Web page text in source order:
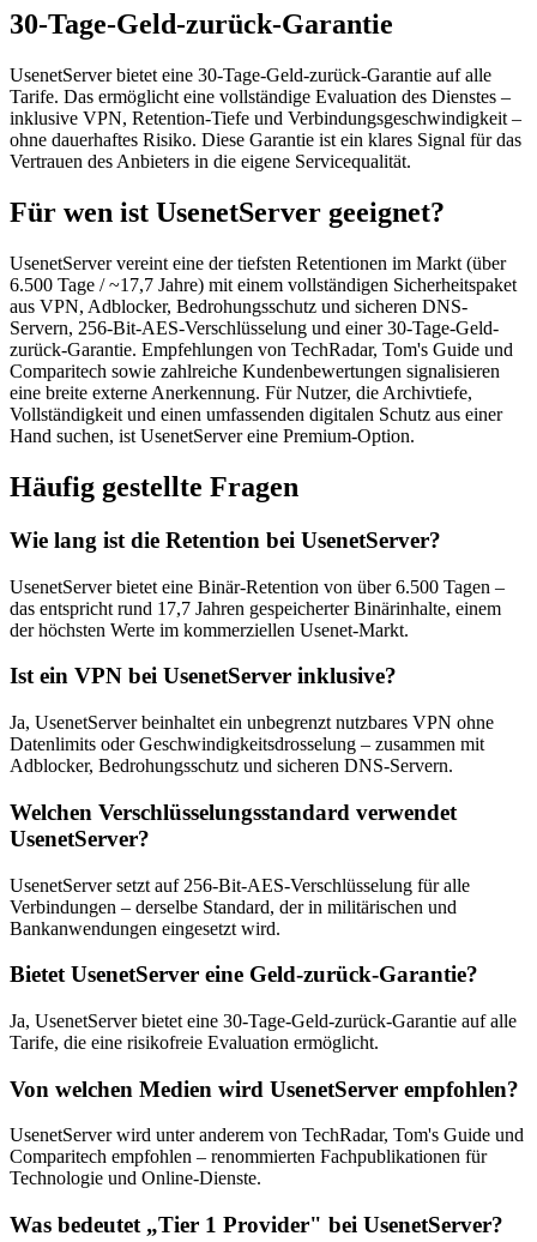
30-Tage-Geld-zurück-Garantie
UsenetServer bietet eine 30-Tage-Geld-zurück-Garantie auf alle
Tarife. Das ermöglicht eine vollständige Evaluation des Dienstes –
inklusive VPN, Retention-Tiefe und Verbindungsgeschwindigkeit –
ohne dauerhaftes Risiko. Diese Garantie ist ein klares Signal für das
Vertrauen des Anbieters in die eigene Servicequalität.
Für wen ist UsenetServer geeignet?
UsenetServer vereint eine der tiefsten Retentionen im Markt (über
6.500 Tage / ~17,7 Jahre) mit einem vollständigen Sicherheitspaket
aus VPN, Adblocker, Bedrohungsschutz und sicheren DNS-
Servern, 256-Bit-AES-Verschlüsselung und einer 30-Tage-Geld-
zurück-Garantie. Empfehlungen von TechRadar, Tom's Guide und
Comparitech sowie zahlreiche Kundenbewertungen signalisieren
eine breite externe Anerkennung. Für Nutzer, die Archivtiefe,
Vollständigkeit und einen umfassenden digitalen Schutz aus einer
Hand suchen, ist UsenetServer eine Premium-Option.
Häufig gestellte Fragen
Wie lang ist die Retention bei UsenetServer?
UsenetServer bietet eine Binär-Retention von über 6.500 Tagen –
das entspricht rund 17,7 Jahren gespeicherter Binärinhalte, einem
der höchsten Werte im kommerziellen Usenet-Markt.
Ist ein VPN bei UsenetServer inklusive?
Ja, UsenetServer beinhaltet ein unbegrenzt nutzbares VPN ohne
Datenlimits oder Geschwindigkeitsdrosselung – zusammen mit
Adblocker, Bedrohungsschutz und sicheren DNS-Servern.
Welchen Verschlüsselungsstandard verwendet
UsenetServer?
UsenetServer setzt auf 256-Bit-AES-Verschlüsselung für alle
Verbindungen – derselbe Standard, der in militärischen und
Bankanwendungen eingesetzt wird.
Bietet UsenetServer eine Geld-zurück-Garantie?
Ja, UsenetServer bietet eine 30-Tage-Geld-zurück-Garantie auf alle
Tarife, die eine risikofreie Evaluation ermöglicht.
Von welchen Medien wird UsenetServer empfohlen?
UsenetServer wird unter anderem von TechRadar, Tom's Guide und
Comparitech empfohlen – renommierten Fachpublikationen für
Technologie und Online-Dienste.
Was bedeutet „Tier 1 Provider" bei UsenetServer?